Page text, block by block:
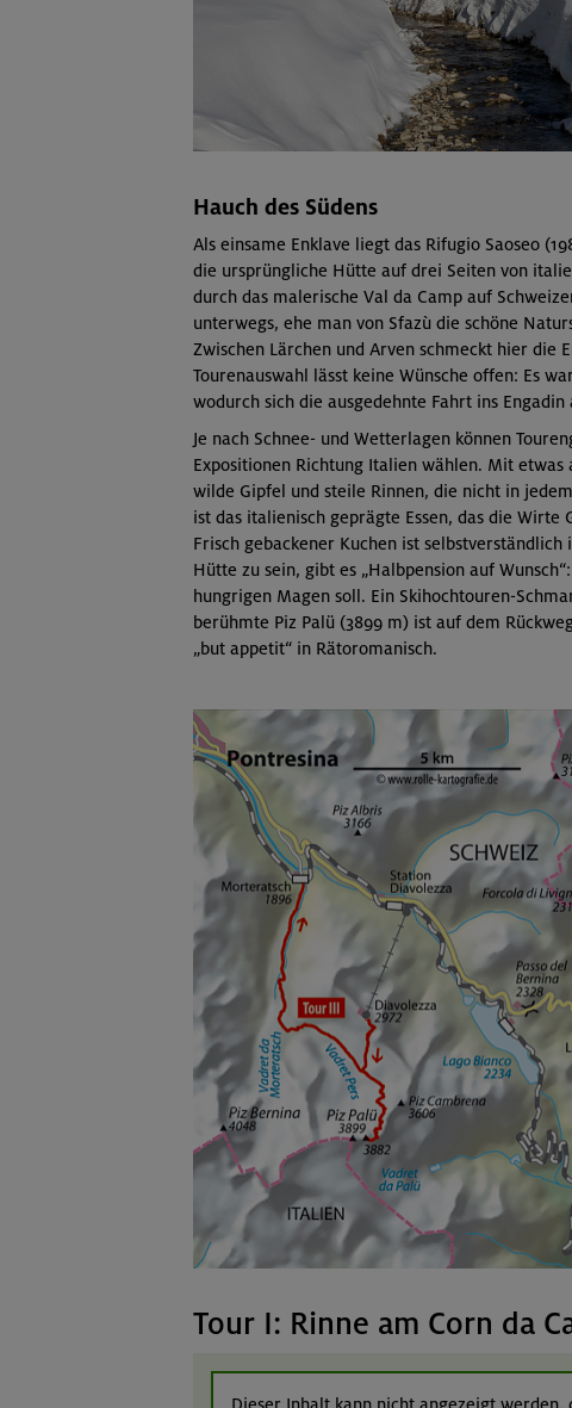
Hauch des Südens
Als einsame Enklave liegt das Rifugio Saoseo
die ursprüngliche Hütte auf drei Seiten von
durch das malerische Val da Camp auf
unterwegs, ehe man von Sfazù die schöne
Zwischen Lärchen und Arven schmeckt hier die
Tourenauswahl lässt keine Wünsche offen: Es
wodurch sich die ausgedehnte Fahrt ins
Je nach Schnee- und Wetterlagen können
Expositionen Richtung Italien wählen. Mit
wilde Gipfel und steile Rinnen, die nicht in
ist das italienisch geprägte Essen, das die
Frisch gebackener Kuchen ist
Hütte zu sein, gibt es „Halbpension auf
hungrigen Magen soll. Ein Skihochtouren-
berühmte Piz Palü (3899 m) ist auf dem
„but appetit“ in Rätoromanisch.
Tour I: Rinne am Corn da